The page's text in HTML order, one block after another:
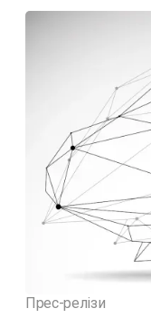
Прес-релізи